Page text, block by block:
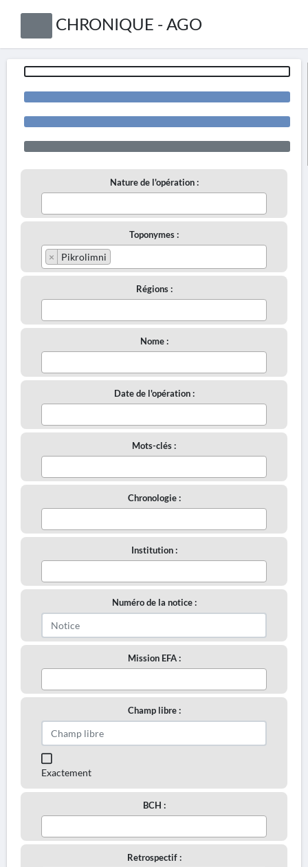
CHRONIQUE - AGO
Nature de l'opération :
Toponymes :
× Pikrolimni
Régions :
Nome :
Date de l'opération :
Mots-clés :
Chronologie :
Institution :
Numéro de la notice :
Mission EFA :
Champ libre :
Exactement
BCH :
Retrospectif :